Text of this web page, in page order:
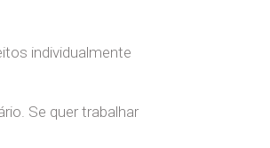
individualmente
Se quer trabalhar